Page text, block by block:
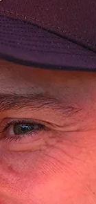
Copyright ©